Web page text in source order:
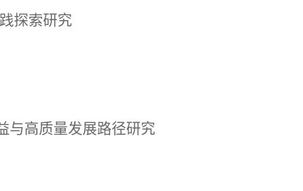
探索研究
与高质量发展路径研究